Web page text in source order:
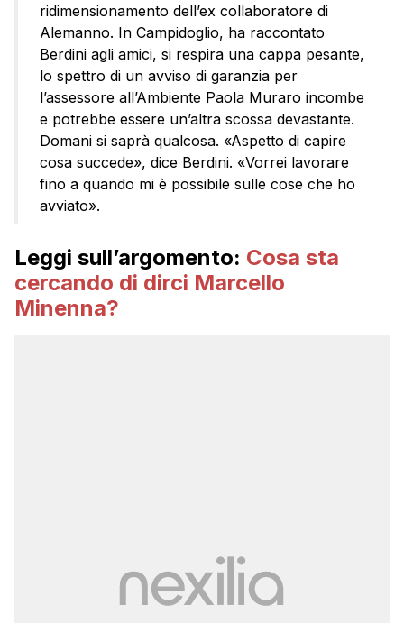
ridimensionamento dell’ex collaboratore di
Alemanno. In Campidoglio, ha raccontato
Berdini agli amici, si respira una cappa pesante,
lo spettro di un avviso di garanzia per
l’assessore all’Ambiente Paola Muraro incombe
e potrebbe essere un’altra scossa devastante.
Domani si saprà qualcosa. «Aspetto di capire
cosa succede», dice Berdini. «Vorrei lavorare
fino a quando mi è possibile sulle cose che ho
avviato».
Leggi sull’argomento: Cosa sta
cercando di dirci Marcello
Minenna?